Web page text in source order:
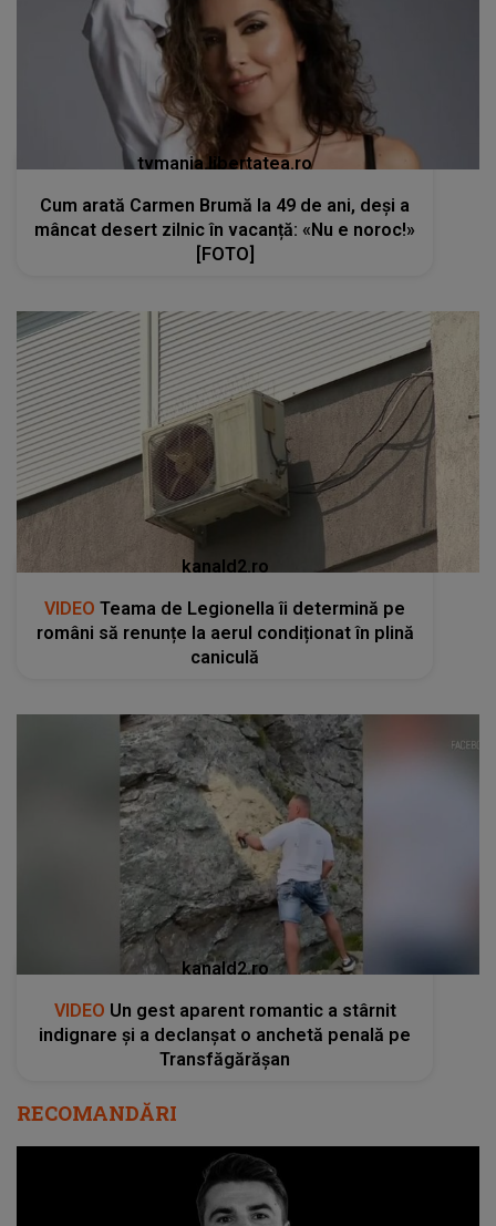
tvmania.libertatea.ro
Cum arată Carmen Brumă la 49 de ani, deși a
mâncat desert zilnic în vacanță: «Nu e noroc!»
[FOTO]
kanald2.ro
VIDEO Teama de Legionella îi determină pe
români să renunțe la aerul condiționat în plină
caniculă
kanald2.ro
VIDEO Un gest aparent romantic a stârnit
indignare și a declanșat o anchetă penală pe
Transfăgărășan
RECOMANDĂRI